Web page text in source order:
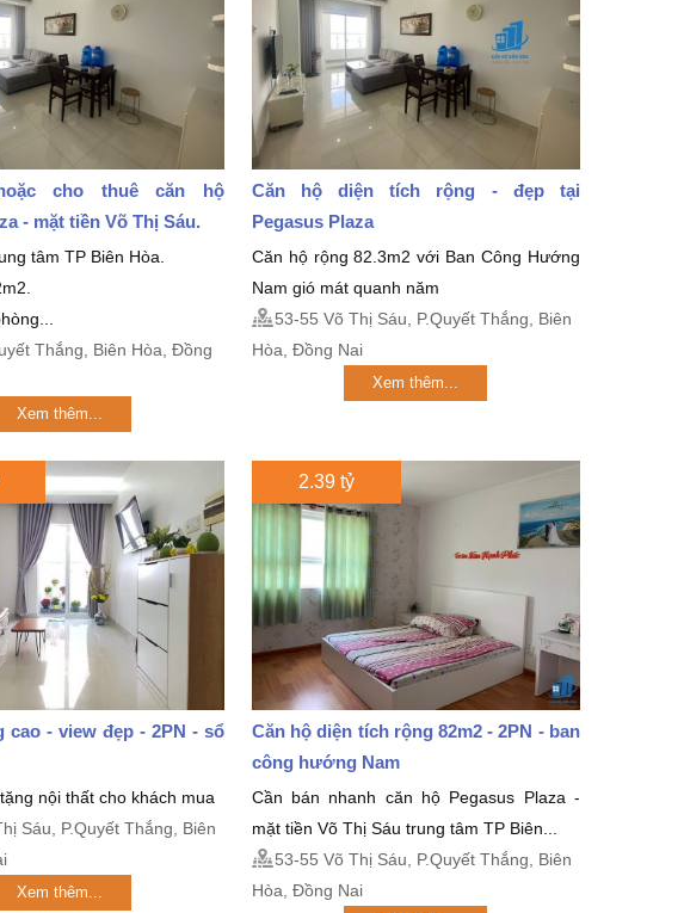
cho thuê căn hộ
- mặt tiền Võ Thị Sáu.
tâm TP Biên Hòa.
Thắng, Biên Hòa, Đồng
Xem thêm...
Căn hộ diện tích rộng - đẹp tại
Pegasus Plaza
Căn hộ rộng 82.3m2 với Ban Công Hướng
Nam gió mát quanh năm
53-55 Võ Thị Sáu, P.Quyết Thắng, Biên
Hòa, Đồng Nai
Xem thêm...
cao - view đẹp - 2PN - sổ
nội thất cho khách mua
Sáu, P.Quyết Thắng, Biên
Xem thêm...
2.39 tỷ
Căn hộ diện tích rộng 82m2 - 2PN - ban
công hướng Nam
Cần bán nhanh căn hộ Pegasus Plaza -
mặt tiền Võ Thị Sáu trung tâm TP Biên...
53-55 Võ Thị Sáu, P.Quyết Thắng, Biên
Hòa, Đồng Nai